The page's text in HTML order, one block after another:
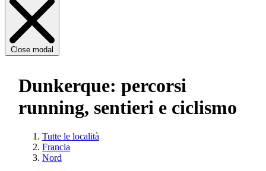
Close modal
Dunkerque: percorsi
running, sentieri e ciclismo
Tutte le località
Francia
Nord